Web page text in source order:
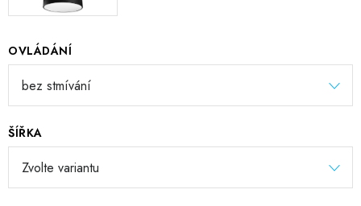
OVLÁDÁNÍ
ŠÍŘKA